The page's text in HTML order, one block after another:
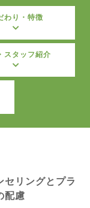
わり・特徴
スタッフ紹介
セリングとプラ
配慮